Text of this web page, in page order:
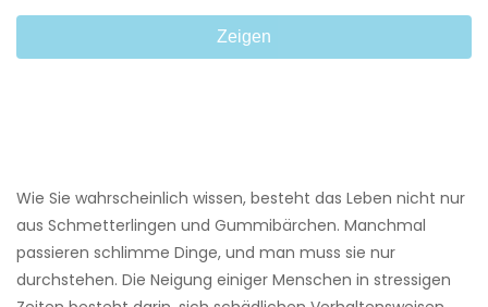
Zeigen
Wie Sie wahrscheinlich wissen, besteht das Leben nicht nur
aus Schmetterlingen und Gummibärchen. Manchmal
passieren schlimme Dinge, und man muss sie nur
durchstehen. Die Neigung einiger Menschen in stressigen